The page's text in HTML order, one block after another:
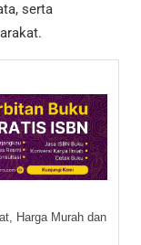
serta
Harga Murah dan